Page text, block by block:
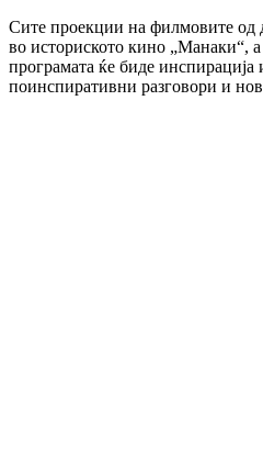
Сите проекции на филмовите од
во историското кино „Манаки“, а
програмата ќе биде инспирација
поинспиративни разговори и